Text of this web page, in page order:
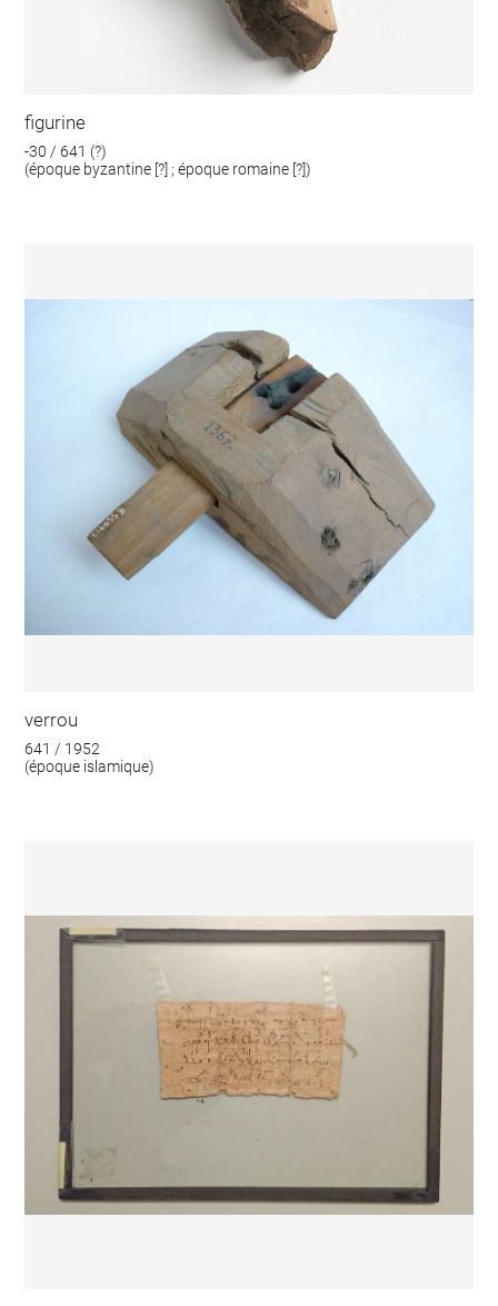
figurine
-30 / 641 (?)
(époque byzantine [?] ; époque romaine [?])
verrou
641 / 1952
(époque islamique)